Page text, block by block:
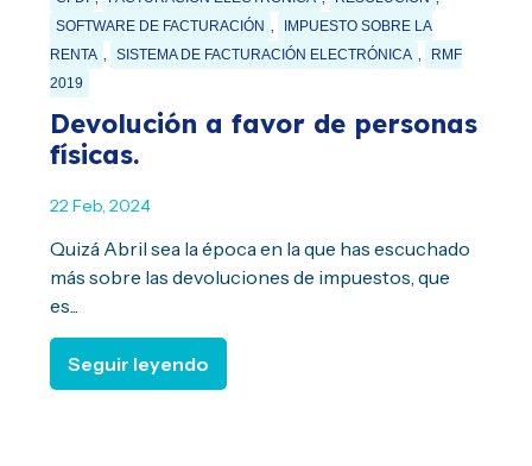
SOFTWARE DE FACTURACIÓN
IMPUESTO SOBRE LA
RENTA
SISTEMA DE FACTURACIÓN ELECTRÓNICA
RMF
2019
Devolución a favor de personas
físicas.
22 Feb, 2024
Quizá Abril sea la época en la que has escuchado
más sobre las devoluciones de impuestos, que
es...
Seguir leyendo